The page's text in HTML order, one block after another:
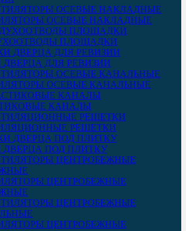
ОСЕВЫЕ НАКЛАДНЫЕ
ПЛОЩАДКИ
ДЛЯ РЕВИЗИИ
ОСЕВЫЕ КАНАЛЬНЫЕ
КАНАЛЫ
РЕШЕТКИ
ПОД ПЛИТКУ
ЦЕНТРОБЕЖНЫЕ
ЦЕНТРОБЕЖНЫЕ